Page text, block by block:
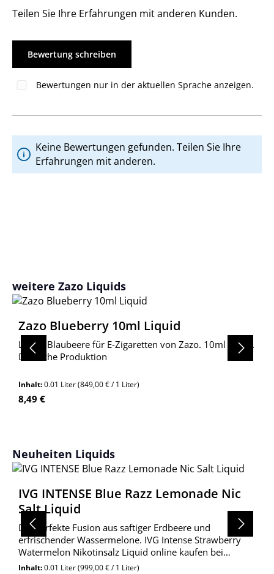
Teilen Sie Ihre Erfahrungen mit anderen Kunden.
Bewertung schreiben
Bewertungen nur in der aktuellen Sprache anzeigen.
Keine Bewertungen gefunden. Teilen Sie Ihre
Erfahrungen mit anderen.
Produktgalerie überspringen
weitere Zazo Liquids
Zazo Blueberry 10ml Liquid
Liquid Blaubeere für E-Zigaretten von Zazo. 10ml Inhalt.
Deutsche Produktion
Inhalt:0.01 Liter(849,00 € / 1 Liter)
Regulärer Preis:
8,49 €
Produktgalerie überspringen
Neuheiten Liquids
IVG INTENSE Blue Razz Lemonade Nic
Salt Liquid
Die perfekte Fusion aus saftiger Erdbeere und
erfrischender Wassermelone. IVG Intense Strawberry
Watermelon Nikotinsalz Liquid online kaufen bei
Wolkengarage!
Inhalt:0.01 Liter(999,00 € / 1 Liter)